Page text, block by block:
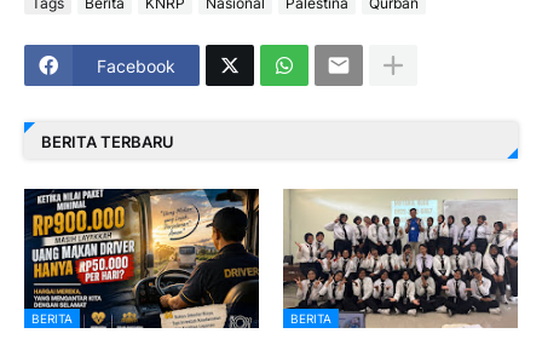
Facebook
BERITA TERBARU
BERITA BERITA